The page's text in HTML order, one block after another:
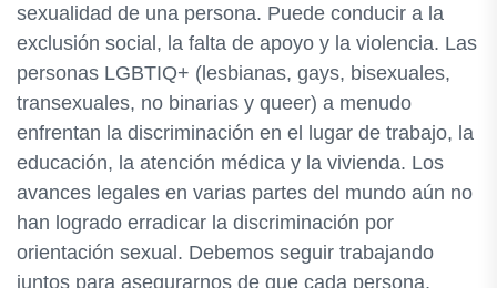
sexualidad de una persona. Puede conducir a la
exclusión social, la falta de apoyo y la violencia. Las
personas LGBTIQ+ (lesbianas, gays, bisexuales,
transexuales, no binarias y queer) a menudo
enfrentan la discriminación en el lugar de trabajo, la
educación, la atención médica y la vivienda. Los
avances legales en varias partes del mundo aún no
han logrado erradicar la discriminación por
orientación sexual. Debemos seguir trabajando
juntos para asegurarnos de que cada persona,